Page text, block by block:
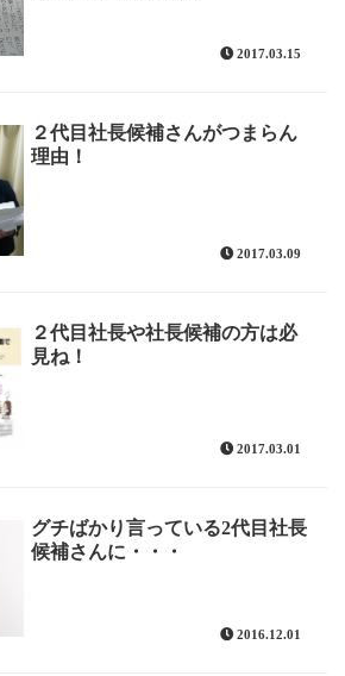
2017.03.15
２代目社長候補さんがつまらん
理由！
2017.03.09
２代目社長や社長候補の方は必
見ね！
2017.03.01
グチばかり言っている2代目社長
候補さんに・・・
2016.12.01